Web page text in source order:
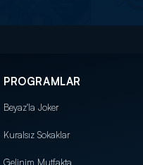
PROGRAMLAR
Beyaz'la Joker
Kuralsız Sokaklar
Gelinim Mutfakta